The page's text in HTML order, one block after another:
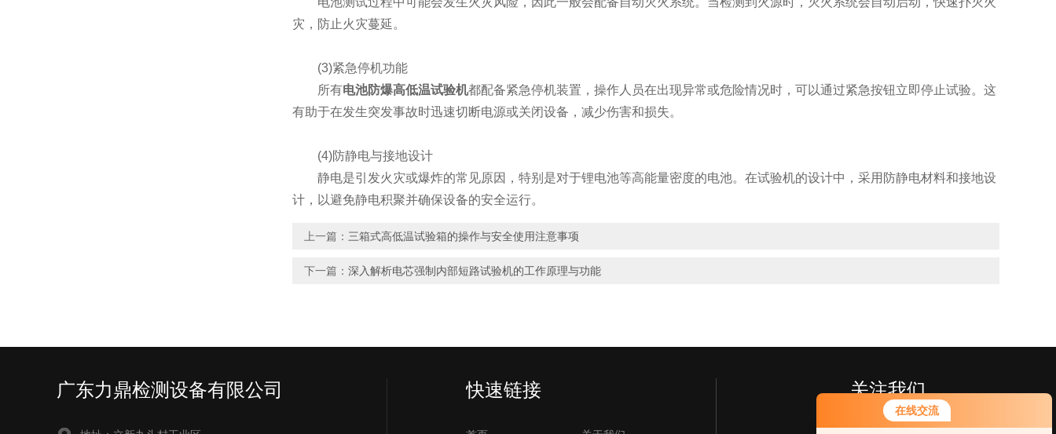
在线交流
您好！欢迎前来咨询，很高兴为您
灾，防止火灾蔓延。
(3)紧急停机功能
所有电池防爆高低温试验机都配备紧急停机装置，操作人员在出现异常或危险情况时，可以通过紧急按钮立即停止试验。这
有助于在发生突发事故时迅速切断电源或关闭设备，减少伤害和损失。
(4)防静电与接地设计
静电是引发火灾或爆炸的常见原因，特别是对于锂电池等高能量密度的电池。在试验机的设计中，采用防静电材料和接地设
计，以避免静电积聚并确保设备的安全运行。
上一篇： 三箱式高低温试验箱的操作与安全使用注意事项
下一篇： 深入解析电芯强制内部短路试验机的工作原理与功能
广东力鼎检测设备有限公司 快速链接 关注我们